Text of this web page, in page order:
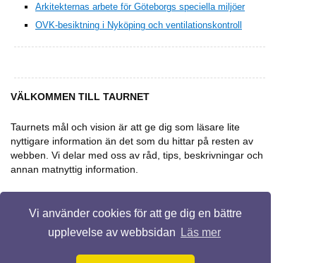
Vi använder cookies för att ge dig en bättre
upplevelse av webbsidan
Läs mer
Arkitekternas arbete för Göteborgs speciella miljöer
OVK-besiktning i Nyköping och ventilationskontroll
VÄLKOMMEN TILL TAURNET
Taurnets mål och vision är att ge dig som läsare lite
nyttigare information än det som du hittar på resten av
webben. Vi delar med oss av råd, tips, beskrivningar och
annan matnyttig information.